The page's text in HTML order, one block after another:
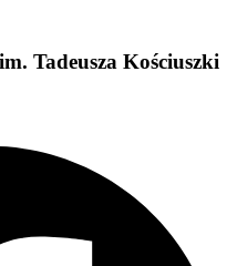
Tadeusza Kościuszki